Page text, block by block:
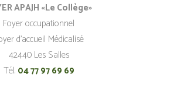
APAJH «Le Collège»
Foyer occupationnel
d’accueil Médicalisé
42440 Les Salles
Tél. 04 77 97 69 69